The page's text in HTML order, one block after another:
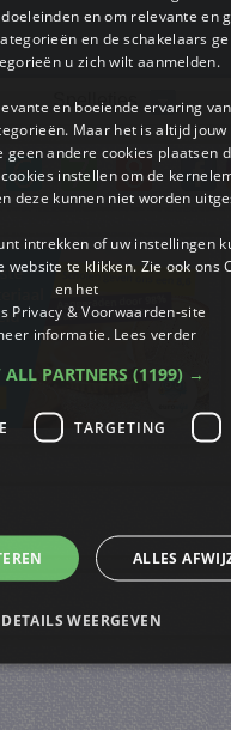
Spelletjes
en om relevante en
en de schakelaars
u zich wilt aanmelden.
en boeiende ervaring
Maar het is altijd
andere cookies plaatsen
instellen om de
deze kunnen niet worden
intrekken of uw instellingen
te klikken. Zie ook ons
en het
Privacy & Voorwaarden-site
informatie. Lees verder
PARTNERS (1199) →
TARGETING
ALLES
DETAILS WEERGEVEN